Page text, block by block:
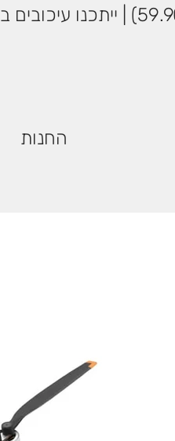
שליח עד הבית עד 5 ימי עסקים! | רק 29.90 ₪ (אילת:
החנות